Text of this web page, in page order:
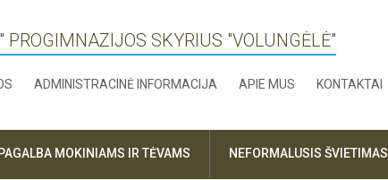
PROGIMNAZIJOS SKYRIUS "VOLUNGĖLĖ"
ADMINISTRACINĖ INFORMACIJA APIE MUS KONTAKTAI
PAGALBA MOKINIAMS IR TĖVAMS NEFORMALUSIS ŠVIETIMAS